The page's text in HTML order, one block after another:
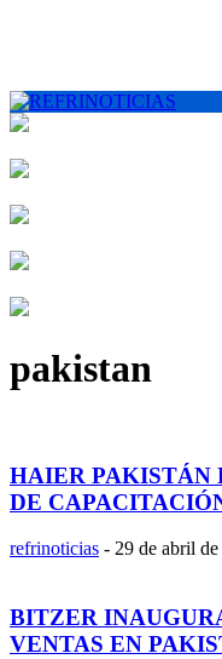
pakistan
HAIER PAKISTÁN
DE
refrinoticias - 29 de abril
BITZER
VENTAS EN